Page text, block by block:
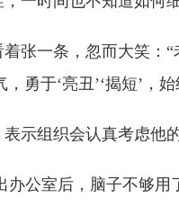
张一条，忽而大笑：
勇于‘亮丑’‘揭短’，
示组织会认真考虑他
办公室后，脑子不够